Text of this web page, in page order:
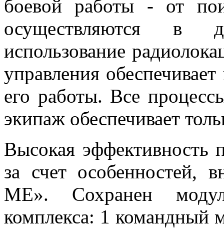
боевой работы - от
осуществляются в
использование
управления
его работы. Все
экипаж обеспечивает
Высокая эффективность
за счет особенностей,
МЕ». Сохранен
комплекса: 1 командный